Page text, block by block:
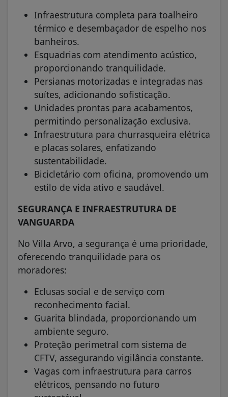
Infraestrutura completa para toalheiro
térmico e desembaçador de espelho nos
banheiros.
Esquadrias com atendimento acústico,
proporcionando tranquilidade.
Persianas motorizadas e integradas nas
suítes, adicionando sofisticação.
Unidades prontas para acabamentos,
permitindo personalização exclusiva.
Infraestrutura para churrasqueira elétrica
e placas solares, enfatizando
sustentabilidade.
Bicicletário com oficina, promovendo um
estilo de vida ativo e saudável.
SEGURANÇA E INFRAESTRUTURA DE
VANGUARDA
No Villa Arvo, a segurança é uma prioridade,
oferecendo tranquilidade para os
moradores:
Eclusas social e de serviço com
reconhecimento facial.
Guarita blindada, proporcionando um
ambiente seguro.
Proteção perimetral com sistema de
CFTV, assegurando vigilância constante.
Vagas com infraestrutura para carros
elétricos, pensando no futuro